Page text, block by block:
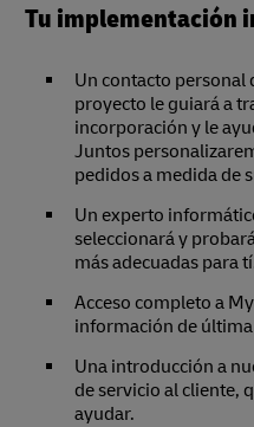
Tu implementación
Un contacto personal
proyecto le guiará a
incorporación y le
Juntos
pedidos a medida de
Un experto
seleccionará y
más adecuadas para
Acceso completo a
información de
Una introducción a
de servicio al cliente,
ayudar.